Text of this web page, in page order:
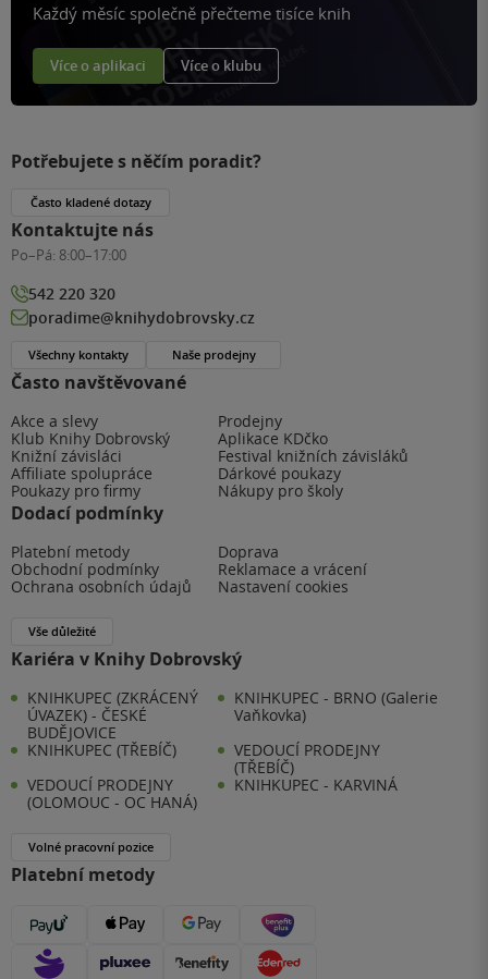
Každý měsíc společně přečteme tisíce knih
Více o aplikaci Více o klubu
Často navštěvované
Akce a slevy
Prodejny
Klub Knihy Dobrovský
Aplikace KDčko
Knižní závisláci
Festival knižních závisláků
Affiliate spolupráce
Dárkové poukazy
Poukazy pro firmy
Nákupy pro školy
Dodací podmínky
Platební metody
Doprava
Obchodní podmínky
Reklamace a vrácení
Ochrana osobních údajů
Nastavení cookies
Vše důležité
Kariéra v Knihy Dobrovský
KNIHKUPEC (ZKRÁCENÝ
ÚVAZEK) - ČESKÉ
BUDĚJOVICE
KNIHKUPEC - BRNO (Galerie
Vaňkovka)
KNIHKUPEC (TŘEBÍČ)
VEDOUCÍ PRODEJNY
(TŘEBÍČ)
VEDOUCÍ PRODEJNY
(OLOMOUC - OC HANÁ)
KNIHKUPEC - KARVINÁ
Volné pracovní pozice
Platební metody
Potřebujete s něčím poradit?
Často kladené dotazy
Kontaktujte nás
Po–Pá: 8:00–17:00
542 220 320
poradime@knihydobrovsky.cz
Všechny kontakty Naše prodejny